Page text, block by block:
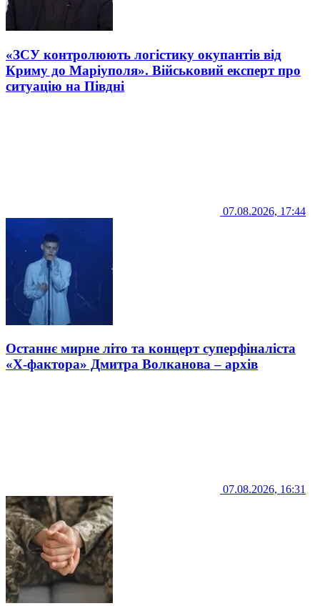
«ЗСУ контролюють логістику окупантів від
Криму до Маріуполя». Військовий експерт про
ситуацію на Півдні
07.08.2026, 17:44
Останнє мирне літо та концерт суперфіналіста
«Х-фактора» Дмитра Волканова – архів
07.08.2026, 16:31